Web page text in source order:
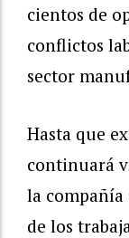
cientos de
conflictos
sector
Hasta que
continuará
la compañía
de los